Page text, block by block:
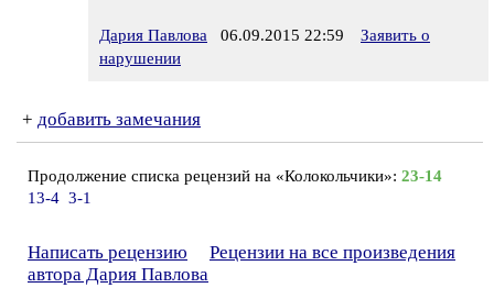
Дария Павлова 06.09.2015 22:59
Заявить о
нарушении
+ добавить замечания
Продолжение списка рецензий на «Колокольчики»: 23-14
13-4 3-1
Написать рецензию
Рецензии на все произведения
автора Дария Павлова